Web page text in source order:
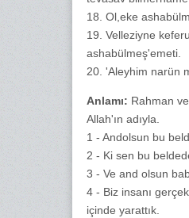
18. Ol,eke
19. Velleziyne
ashabülmeş'emeti.
20. 'Aleyhim narün
Anlamı: Rahman
Allah'ın adıyla.
1 - Andolsun bu
2 - Ki sen bu
3 - Ve and olsun
4 - Biz insanı
içinde yarattık.